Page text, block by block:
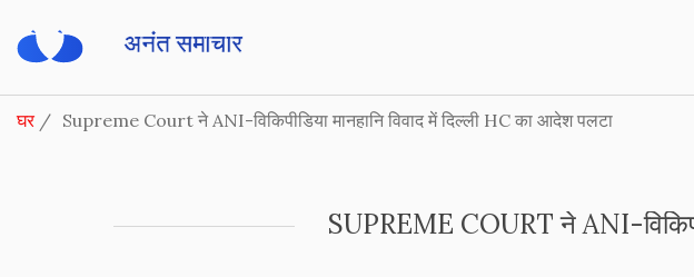
घर Supreme Court ने ANI-विकिपीडिया मानहानि विवाद में दिल्ली HC का आदेश पलटा
SUPREME COURT ने ANI-